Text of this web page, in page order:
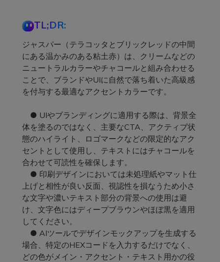
TL;DR:
ジャスパー（テラコッタとブリックレッドの中間
にある温かみのある粘土赤）は、クリームなどの
ニュートラルカラーやチャコールと組み合わせる
ことで、ブランドやUIに自然で落ち着いた高級感
を付与する最適なアクセントカラーです。
● UIやブランディングに適用する際は、背景全
体を塗るのではなく、主要なCTA、アクティブ状
態のハイライト、ロゴマークなどの限定的なアク
セントとして使用し、テキストにはチャコールを
合わせて可読性を確保します。
● 印刷デザインにおいては未処理紙やマット仕
上げと相性が良い反面、視認性を損なうため小さ
な文字や濃いテキスト部分の背景への使用は避
け、文字色にはディープブラウンやほぼ黒を適用
してください。
● AIツールでデザインモックアップを生成する
場合、特定のHEXコードを入力するだけでなく、
どの色がメイン・アクセント・テキスト用かの役